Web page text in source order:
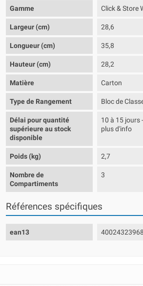
Gamme Click & Store
Largeur (cm) 28,6
Longueur (cm) 35,8
Hauteur (cm) 28,2
Matière Carton
Type de Rangement Bloc de
Délai pour quantité
supérieure au stock
disponible
10 à 15 jours
plus d'info
Poids (kg) 2,7
Nombre de
Compartiments
3
Références spécifiques
ean13